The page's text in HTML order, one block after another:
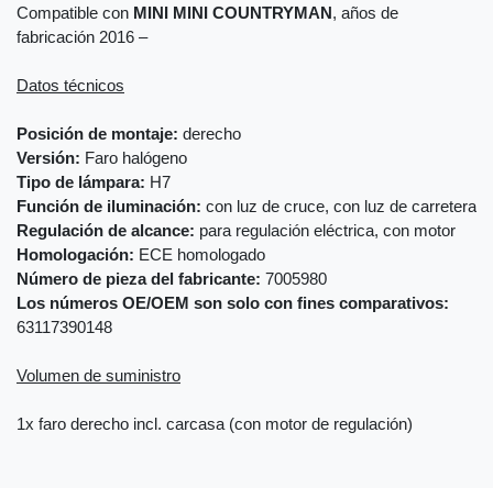
Compatible con MINI MINI COUNTRYMAN , años de
fabricación 2016 –
Datos técnicos
Posición de montaje: derecho
Versión: Faro halógeno
Tipo de lámpara: H7
Función de iluminación: con luz de cruce, con luz de carretera
Regulación de alcance: para regulación eléctrica, con motor
Homologación: ECE homologado
Número de pieza del fabricante: 7005980
Los números OE/OEM son solo con fines comparativos:
63117390148
Volumen de suministro
1x faro derecho incl. carcasa (con motor de regulación)